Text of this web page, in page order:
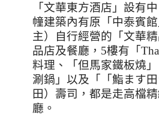
「文華東方酒店」設有
幢建築內有原「中泰賓
主）自行經營的「文華
品店及餐廳， 5樓有「
料理、「但馬家鐵板燒
涮鍋」以及「「鮨ます
田）壽司，都是走高檔
廳。